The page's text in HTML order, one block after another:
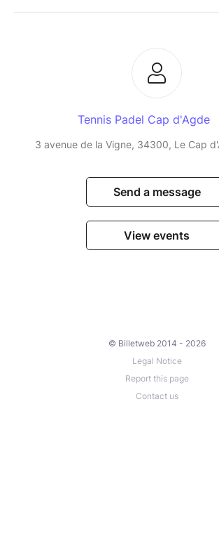
Tennis Padel Cap d'Agde
3 avenue de la Vigne, 34300, Le Cap
Send a message
View events
© Billetweb 2014 - 2026
Legal Notice
Report this page
Contact us